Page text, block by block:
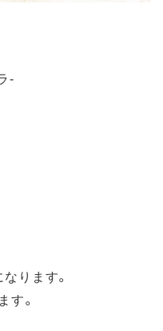
-
ります。
す。